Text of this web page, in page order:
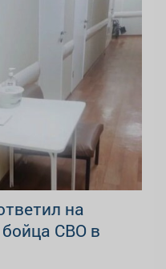
на
СВО в